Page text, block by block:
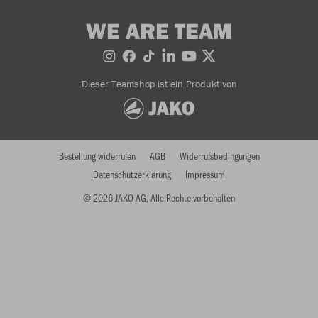
WE ARE TEAM
Dieser Teamshop ist ein Produkt von
© 2026 JAKO AG, Alle Rechte vorbehalten
Bestellung widerrufen AGB
Widerrufsbedingungen
Datenschutzerklärung
Impressum